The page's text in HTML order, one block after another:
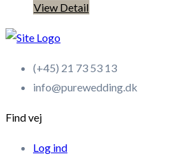
View Detail
(+45) 21 73 53 13
info@purewedding.dk
Find vej
Log ind